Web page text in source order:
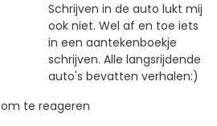
Schrijven in de auto lukt mij
ook niet. Wel af en toe iets
in een aantekenboekje
schrijven. Alle langsrijdende
auto's bevatten verhalen:)
om te reageren